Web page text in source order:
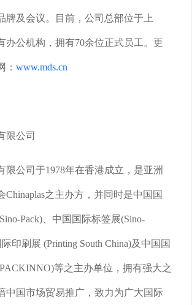
牌及会议。目前，公司总部位于上
办公机构，拥有70余位正式员工。更
： www.mds.cn
限公司
限公司于1978年在香港成立，是亚洲
Chinaplas之主办方，并同时是中国国
Pack)、中国国际标签展(Sino-
印刷展 (Printing South China)及中国国
等之主办单位，拥有强大之
中国市场贸易推广，致力为广大国际